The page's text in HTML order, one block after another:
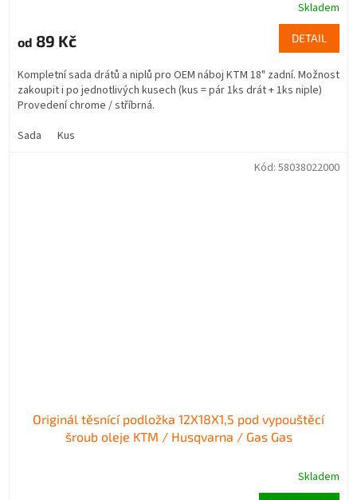
Skladem
od 89 Kč DETAIL
Kompletní sada drátů a niplů pro OEM náboj KTM 18" zadní. Možnost
zakoupit i po jednotlivých kusech (kus = pár 1ks drát + 1ks niple)
Provedení chrome / stříbrná.
Sada
Kus
Originál těsnící podložka 12X18X1,5 pod vypouštěcí
šroub oleje KTM / Husqvarna / Gas Gas
Skladem
Kód: 58038022000